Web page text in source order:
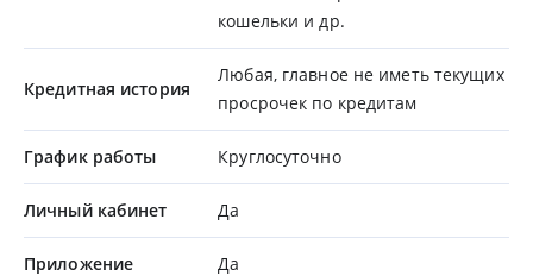
кошельки и др.
Кредитная история
Любая, главное не иметь текущих
просрочек по кредитам
График работы Круглосуточно
Личный кабинет Да
Приложение Да